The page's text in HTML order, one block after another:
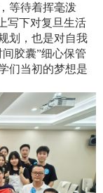
等待着挥毫泼
写下对复旦生活
划，也是对自我
胶囊”细心保管
们当初的梦想是